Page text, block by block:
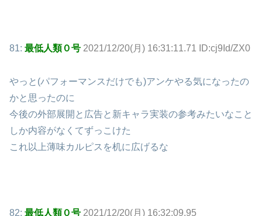
81: 最低人類０号 2021/12/20(月) 16:31:11.71 ID:cj9Id/ZX0
やっと(パフォーマンスだけでも)アンケやる気になったの
かと思ったのに
今後の外部展開と広告と新キャラ実装の参考みたいなこと
しか内容がなくてずっこけた
これ以上薄味カルピスを机に広げるな
82: 最低人類０号 2021/12/20(月) 16:32:09.95